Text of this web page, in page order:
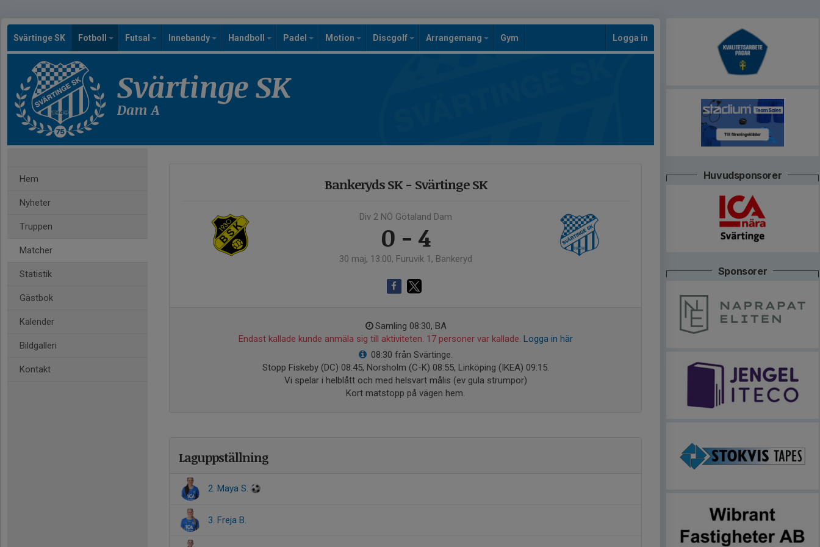
Svärtinge SK Fotboll Futsal Innebandy Handboll Padel Motion Discgolf Arrangemang Gym Logga in
Svärtinge SK
Dam A
Hem
Nyheter
Truppen
Matcher
Statistik
Gästbok
Kalender
Bildgalleri
Kontakt
Bankeryds SK - Svärtinge SK
Div 2 NÖ Götaland Dam
0 - 4
30 maj, 13:00, Furuvik 1, Bankeryd
Samling 08:30, BA
Endast kallade kunde anmäla sig till aktiviteten. 17 personer var kallade. Logga in här
08:30 från Svärtinge.
Stopp Fiskeby (DC) 08:45, Norsholm (C-K) 08:55, Linköping (IKEA) 09:15.
Vi spelar i helblått och med helsvart målis (ev gula strumpor)
Kort matstopp på vägen hem.
Laguppställning
2. Maya S.
3. Freja B.
Huvudsponsorer
Sponsorer